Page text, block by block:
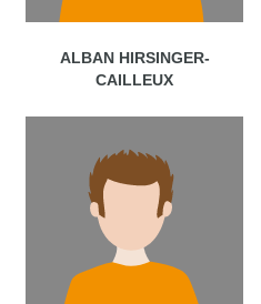
ALBAN HIRSINGER-
CAILLEUX